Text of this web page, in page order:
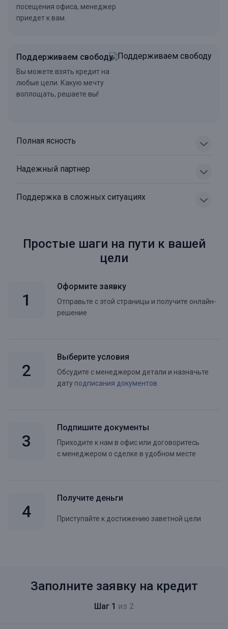
посещения офиса, менеджер
приедет к вам.
Поддерживаем свободу
Вы можете взять кредит на
любые цели. Какую мечту
воплощать, решаете вы!
Полная ясность
Надежный партнер
Поддержка в сложных ситуациях
Простые шаги на пути к вашей
цели
Оформите заявку
Отправьте с этой страницы и получите онлайн-
решение
Выберите условия
Обсудите с менеджером детали и назначьте
дату подписания документов
Подпишите документы
Приходите к нам в офис или договоритесь
с менеджером о сделке в удобном месте
Получите деньги
Приступайте к достижению заветной цели
Заполните заявку на кредит
Шаг 1 из 2